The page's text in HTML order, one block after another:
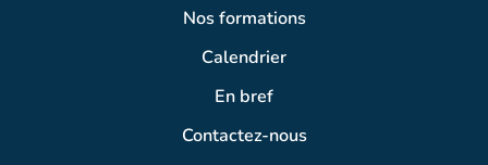
Nos formations
Calendrier
En bref
Contactez-nous